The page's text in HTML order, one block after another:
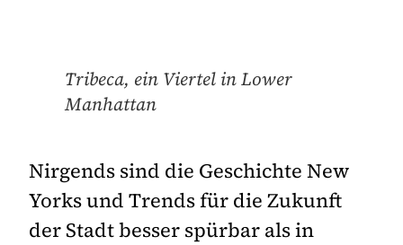
Tribeca, ein Viertel in Lower
Manhattan
Nirgends sind die Geschichte New
Yorks und Trends für die Zukunft
der Stadt besser spürbar als in